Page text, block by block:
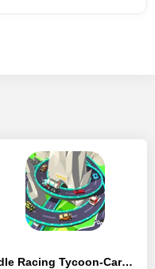
Idle Racing Tycoon-Car Games